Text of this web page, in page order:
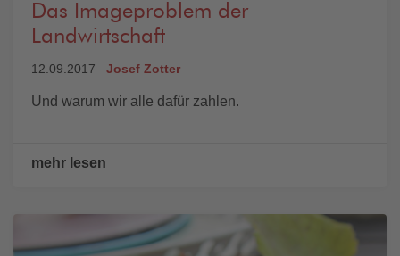
Das Imageproblem der
Landwirtschaft
12.09.2017 Josef Zotter
Und warum wir alle dafür zahlen.
mehr lesen